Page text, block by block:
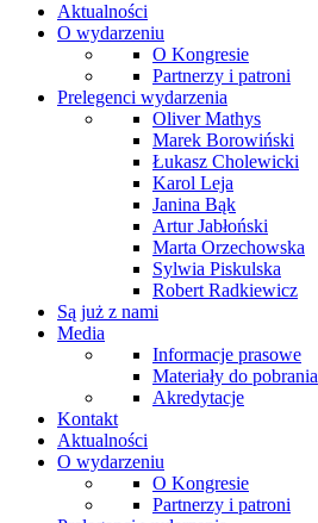
Aktualności
O wydarzeniu
O Kongresie
Partnerzy i patroni
Prelegenci wydarzenia
Oliver Mathys
Marek Borowiński
Łukasz Cholewicki
Karol Leja
Janina Bąk
Artur Jabłoński
Marta Orzechowska
Sylwia Piskulska
Robert Radkiewicz
Są już z nami
Media
Informacje prasowe
Materiały do pobrania
Akredytacje
Kontakt
Aktualności
O wydarzeniu
O Kongresie
Partnerzy i patroni